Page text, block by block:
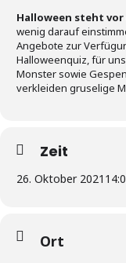
Halloween steht vor
wenig darauf
Angebote zur
Halloweenquiz, für
Monster sowie
verkleiden gruselige
Zeit
26. Oktober 2021
Ort